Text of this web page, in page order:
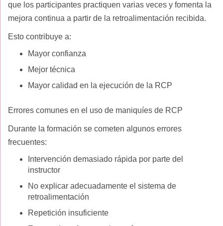
que los participantes practiquen varias veces y fomenta la
mejora continua a partir de la retroalimentación recibida.
Esto contribuye a:
Mayor confianza
Mejor técnica
Mayor calidad en la ejecución de la RCP
Errores comunes en el uso de maniquíes de RCP
Durante la formación se cometen algunos errores
frecuentes:
Intervención demasiado rápida por parte del
instructor
No explicar adecuadamente el sistema de
retroalimentación
Repetición insuficiente